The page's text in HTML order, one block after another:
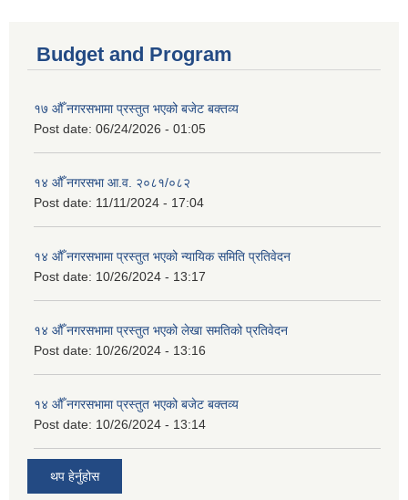
Budget and Program
१७ औँ नगरसभामा प्रस्तुत भएको बजेट बक्तव्य
Post date: 06/24/2026 - 01:05
१४ औँ नगरसभा आ.व. २०८१/०८२
Post date: 11/11/2024 - 17:04
१४ औँ नगरसभामा प्रस्तुत भएको न्यायिक समिति प्रतिवेदन
Post date: 10/26/2024 - 13:17
१४ औँ नगरसभामा प्रस्तुत भएको लेखा समतिको प्रतिवेदन
Post date: 10/26/2024 - 13:16
१४ औँ नगरसभामा प्रस्तुत भएको बजेट बक्तव्य
Post date: 10/26/2024 - 13:14
थप हेर्नुहोस